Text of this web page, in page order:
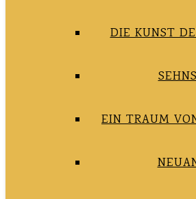
DIE KUNST
EIN TRAUM